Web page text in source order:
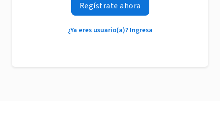
Regístrate ahora
¿Ya eres usuario(a)? Ingresa